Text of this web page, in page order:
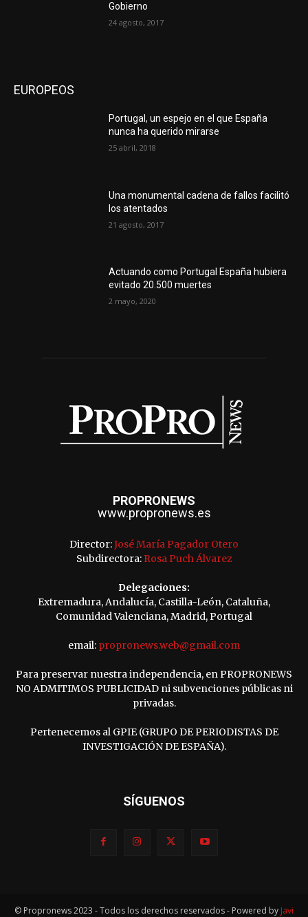
Gobierno
24 agosto, 2017
EUROPEOS
Portugal, un espejo en el que España
nunca ha querido mirarse
25 abril, 2018
Una monumental cadena de fallos facilitó
los atentados
21 agosto, 2017
Actuando como Portugal España hubiera
evitado 20.500 muertes
2 mayo, 2020
PROPRONEWS
www.propronews.es
Director:José María Pagador Otero
Subdirectora: Rosa Puch Álvarez
Delegaciones:
Extremadura, Andalucía, Castilla-León, Cataluña,
Comunidad Valenciana, Madrid, Portugal
email: propronews.web@gmail.com
Para preservar nuestra independencia, en PROPRONEWS
NO ADMITIMOS PUBLICIDAD ni subvenciones públicas ni
privadas.
Pertenecemos al GPIE (GRUPO DE PERIODISTAS DE
INVESTIGACIÓN DE ESPAÑA).
SÍGUENOS
© Propronews 2023 - Todos los derechos reservados - Powered by Javi